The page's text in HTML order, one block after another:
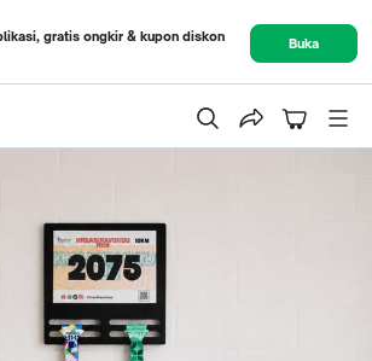
gratis ongkir & kupon diskon
Buka